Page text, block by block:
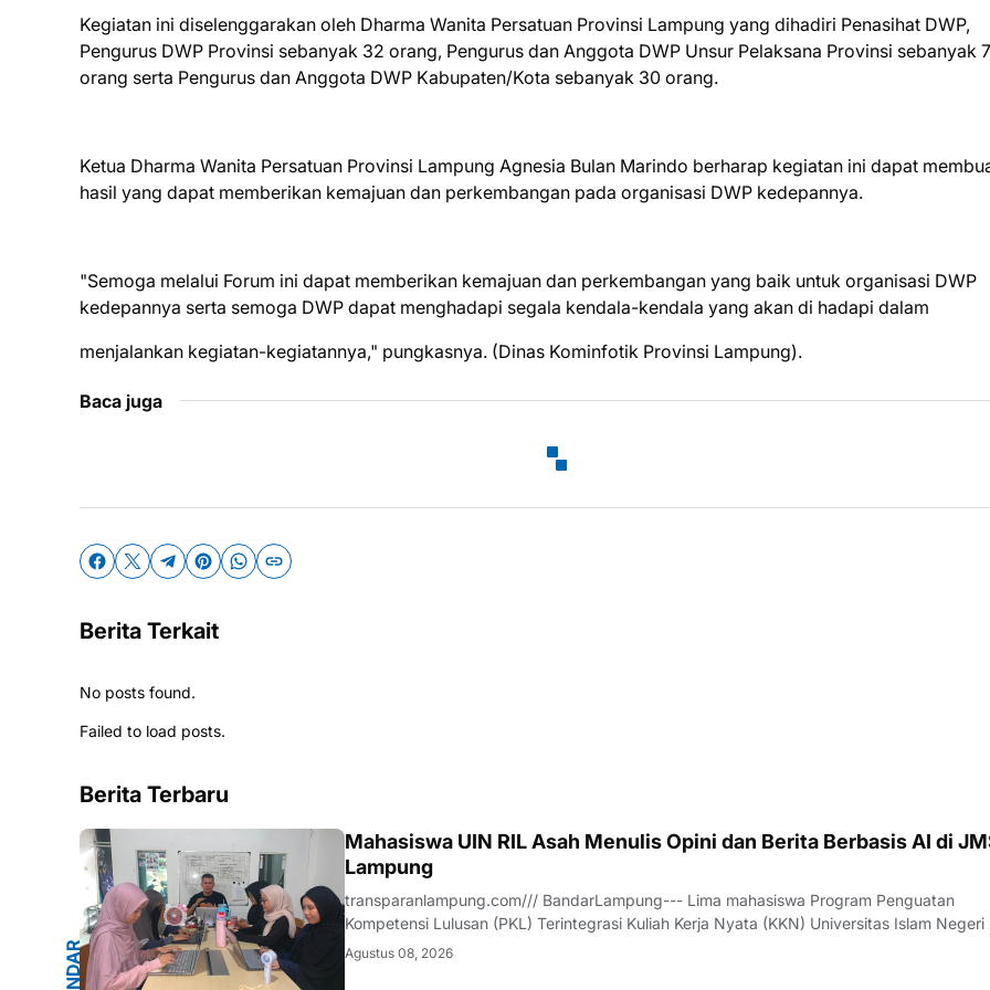
Kegiatan ini diselenggarakan oleh Dharma Wanita Persatuan Provinsi Lampung yang dihadiri Penasihat DWP,
Pengurus DWP Provinsi sebanyak 32 orang, Pengurus dan Anggota DWP Unsur Pelaksana Provinsi sebanyak
orang serta Pengurus dan Anggota DWP Kabupaten/Kota sebanyak 30 orang.
Ketua Dharma Wanita Persatuan Provinsi Lampung Agnesia Bulan Marindo berharap kegiatan ini dapat
hasil yang dapat memberikan kemajuan dan perkembangan pada organisasi DWP kedepannya.
"Semoga melalui Forum ini dapat memberikan kemajuan dan perkembangan yang baik untuk organisasi DWP
kedepannya serta semoga DWP dapat menghadapi segala kendala-kendala yang akan di hadapi dalam
menjalankan kegiatan-kegiatannya," pungkasnya. (Dinas Kominfotik Provinsi Lampung).
Baca juga
Berita Terkait
No posts found.
Failed to load posts.
Berita Terbaru
G
Mahasiswa UIN RIL Asah Menulis Opini dan Berita Berbasis AI di
Lampung
transparanlampung.com/// BandarLampung--- Lima mahasiswa Program Penguatan
Kompetensi Lulusan (PKL) Terintegrasi Kuliah Kerja Nyata (KKN) Universitas Islam Negeri
Raden Intan Lampung (RIL) mengikuti pelatihan penulisan opini publik dan berita berbasis
Agustus 08, 2026